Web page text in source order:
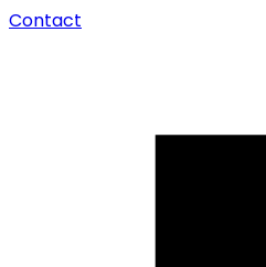
Contact